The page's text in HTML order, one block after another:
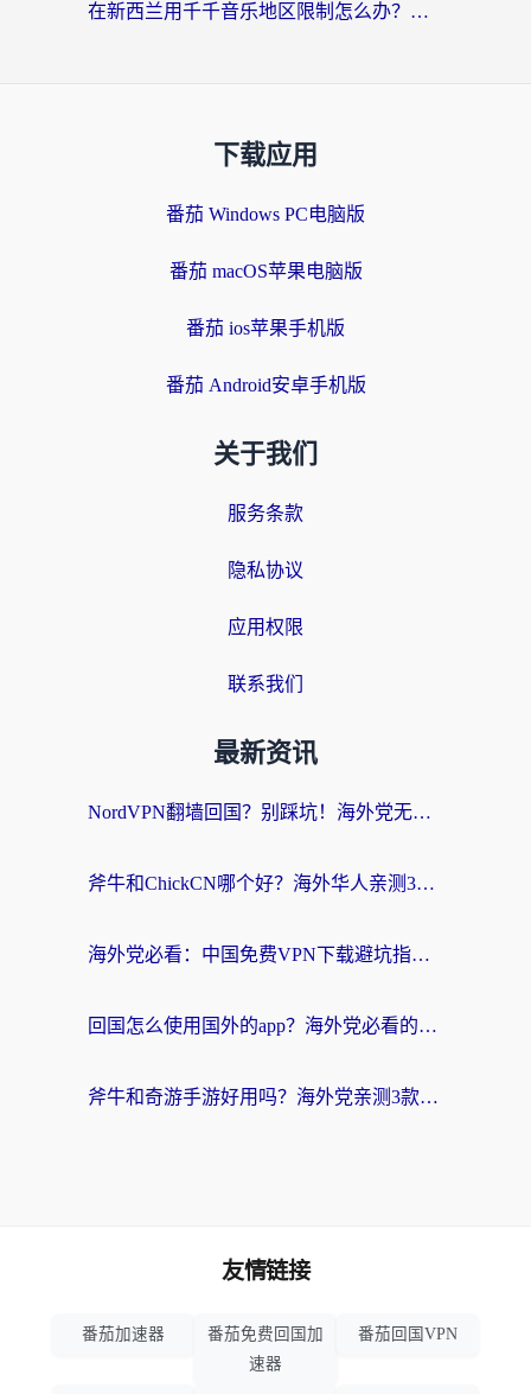
在新西兰用千千音乐地区限制怎么办？海外华人必备的回国加速解决方案
下载应用
番茄 Windows PC电脑版
番茄 macOS苹果电脑版
番茄 ios苹果手机版
番茄 Android安卓手机版
关于我们
服务条款
隐私协议
应用权限
联系我们
最新资讯
NordVPN翻墙回国？别踩坑！海外党无缝访问国内资源的真实指南
斧牛和ChickCN哪个好？海外华人亲测3款回国加速器+免费试用攻略
海外党必看：中国免费VPN下载避坑指南 + 无缝访问国内资源的终极方案
回国怎么使用国外的app？海外党必看的无缝访问国内资源全攻略
斧牛和奇游手游好用吗？海外党亲测3款回国加速器，选对才能无缝刷国内资源
友情链接
番茄加速器
番茄免费回国加
速器
番茄回国VPN